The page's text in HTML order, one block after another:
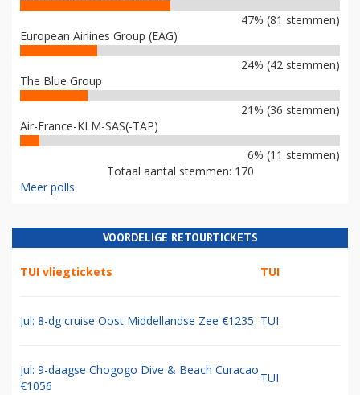
47% (81 stemmen)
European Airlines Group (EAG)
24% (42 stemmen)
The Blue Group
21% (36 stemmen)
Air-France-KLM-SAS(-TAP)
6% (11 stemmen)
Totaal aantal stemmen: 170
Meer polls
VOORDELIGE RETOURTICKETS
TUI vliegtickets TUI
Jul: 8-dg cruise Oost Middellandse Zee €1235 TUI
Jul: 9-daagse Chogogo Dive & Beach Curacao
€1056
TUI